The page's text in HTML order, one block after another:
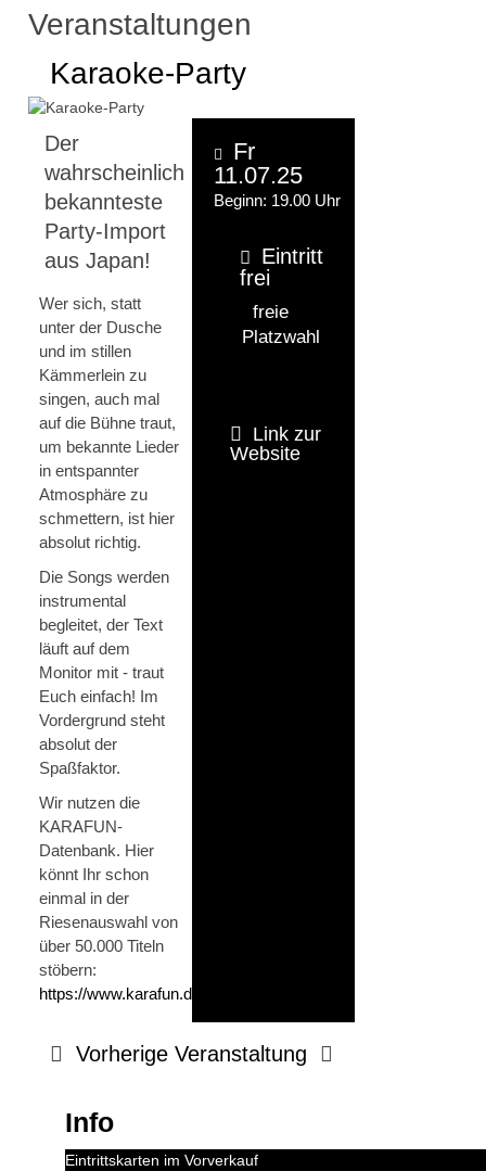
Veranstaltungen
Karaoke-Party
Der
wahrscheinlich
bekannteste
Party-Import
aus Japan!
Wer sich, statt
unter der Dusche
und im stillen
Kämmerlein zu
singen, auch mal
auf die Bühne traut,
um bekannte Lieder
in entspannter
Atmosphäre zu
schmettern, ist hier
absolut richtig.
Die Songs werden
instrumental
begleitet, der Text
läuft auf dem
Monitor mit - traut
Euch einfach! Im
Vordergrund steht
absolut der
Spaßfaktor.
Wir nutzen die
KARAFUN-
Datenbank. Hier
könnt Ihr schon
einmal in der
Riesenauswahl von
über 50.000 Titeln
stöbern:
https://www.karafun.de/karaoke/
Fr
11.07.25
Beginn: 19.00 Uhr
Eintritt
frei
freie
Platzwahl
Link zur
Website
Vorherige Veranstaltung
Info
Eintrittskarten im Vorverkauf